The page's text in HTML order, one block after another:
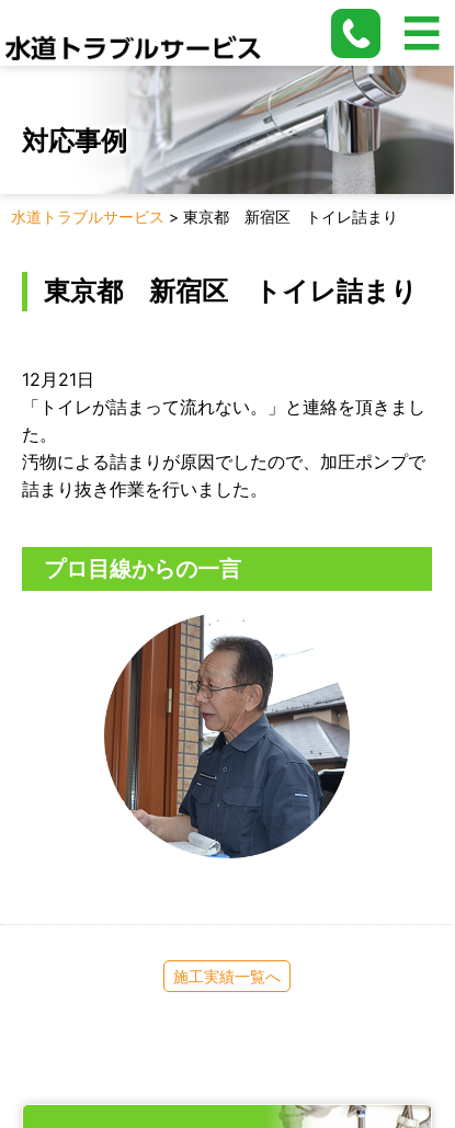
対応事例
水道トラブルサービス > 東京都 新宿区 トイレ詰まり
東京都 新宿区 トイレ詰まり
12月21日
「トイレが詰まって流れない。」と連絡を頂きまし
た。
汚物による詰まりが原因でしたので、加圧ポンプで
詰まり抜き作業を行いました。
プロ目線からの一言
施工実績一覧へ